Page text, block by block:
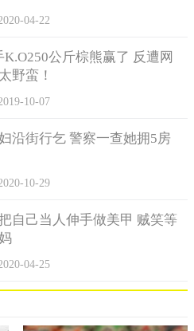
04-22
公斤棕熊赢了 反遭网
野蛮！
10-07
沿街行乞 警察一查她拥5房
10-29
自己当人伸手做美甲 贼笑等
04-25